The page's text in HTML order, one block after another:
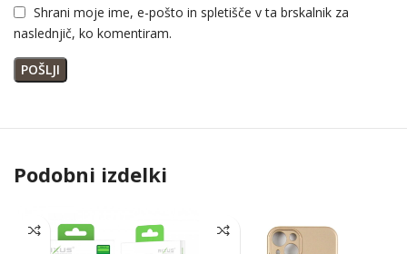
Shrani moje ime, e-pošto in spletišče v ta brskalnik za
naslednjič, ko komentiram.
Podobni izdelki